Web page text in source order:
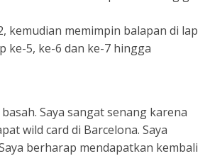
kemudian memimpin balapan di lap
ke-5, ke-6 dan ke-7 hingga
Saya sangat senang karena
wild card di Barcelona. Saya
berharap mendapatkan kembali